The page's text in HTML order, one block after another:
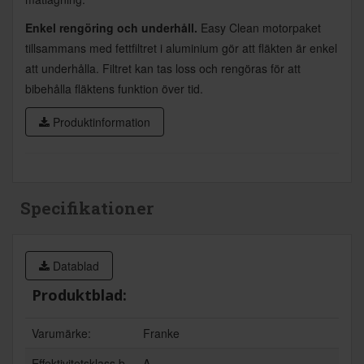
Enkel rengöring och underhåll. Easy Clean motorpaket
tillsammans med fettfiltret i aluminium gör att fläkten är enkel
att underhålla. Filtret kan tas loss och rengöras för att
bibehålla fläktens funktion över tid.
Produktinformation
Specifikationer
Datablad
Produktblad:
Varumärke:
Franke